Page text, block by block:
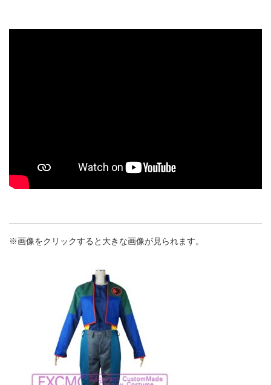
※画像をクリックすると大きな画像が見られます。